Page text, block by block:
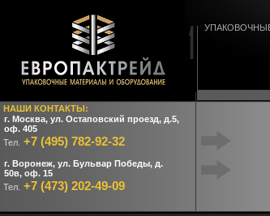
НАШИ КОНТАКТЫ:
г. Москва, ул. Остаповский проезд, д.5,
оф. 405
Тел. +7 (495) 782-92-32
г. Воронеж, ул. Бульвар Победы, д.
50в, оф. 15
Тел. +7 (473) 202-49-09